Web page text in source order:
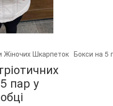
Жіночих Шкарпеток Бокси на 5
пар у